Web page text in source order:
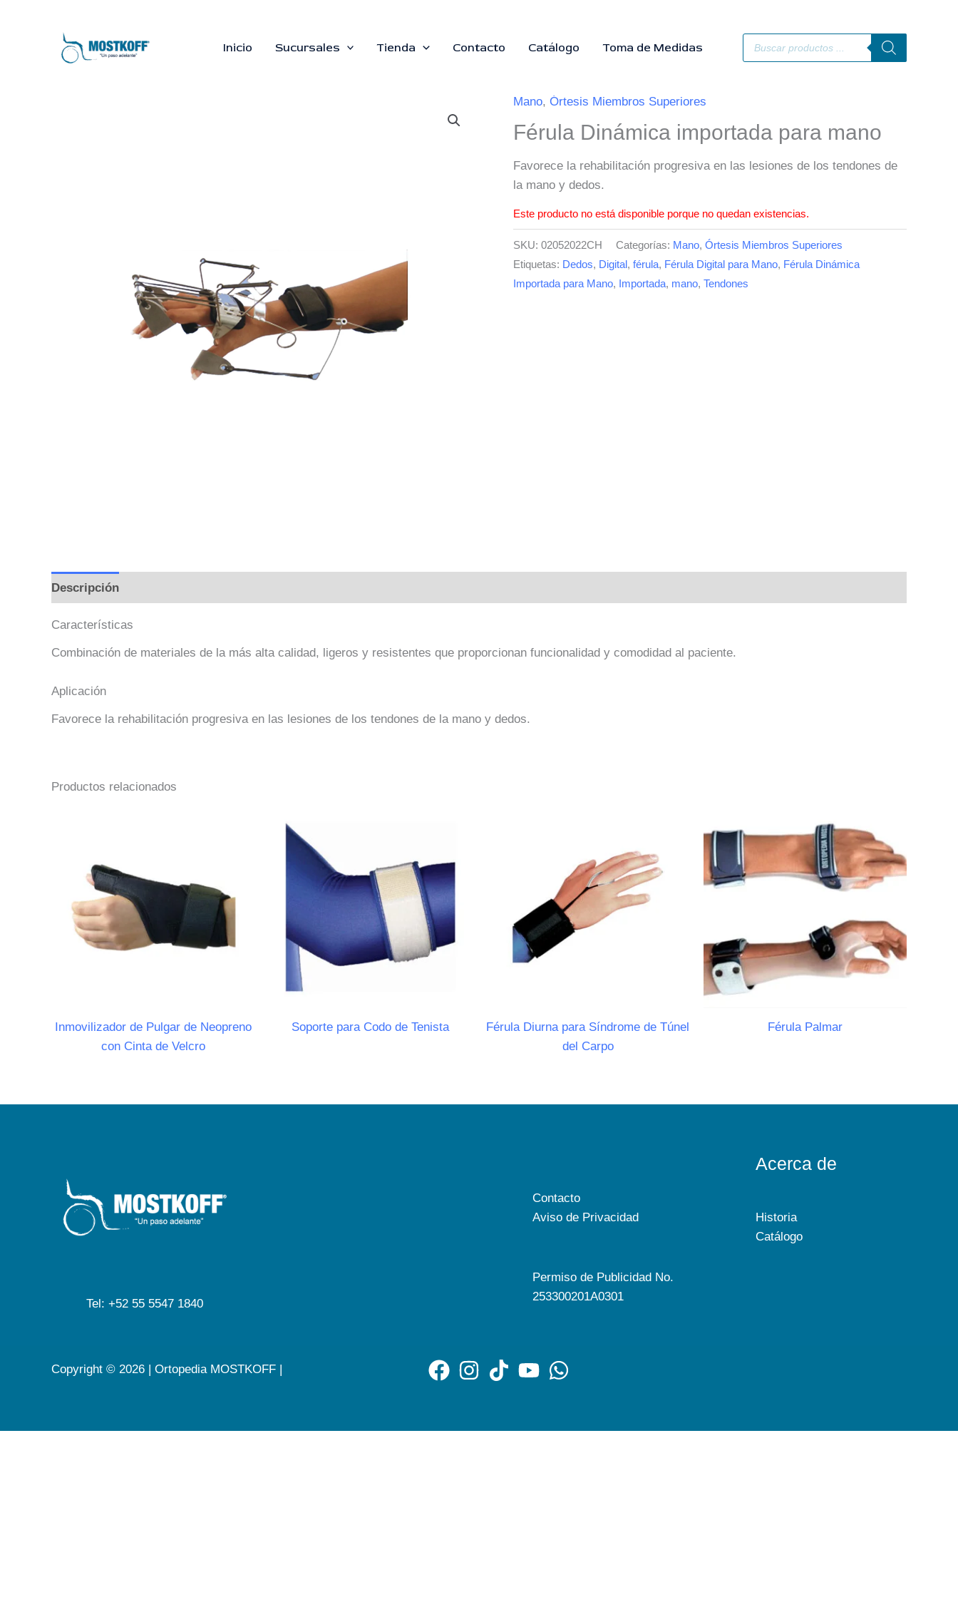
Inicio Sucursales Tienda Contacto Catálogo Toma de Medidas
Búsqueda
Mano, Órtesis Miembros Superiores
Férula Dinámica importada para mano
Favorece la rehabilitación progresiva en las lesiones de los tendones de
la mano y dedos.
Este producto no está disponible porque no quedan existencias.
SKU: 02052022CH Categorías: Mano, Órtesis Miembros Superiores
Etiquetas: Dedos, Digital, férula, Férula Digital para Mano, Férula Dinámica
Importada para Mano, Importada, mano, Tendones
Descripción
Características
Combinación de materiales de la más alta calidad, ligeros y resistentes que proporcionan funcionalidad y comodidad al paciente.
Aplicación
Favorece la rehabilitación progresiva en las lesiones de los tendones de la mano y dedos.
Productos relacionados
Inmovilizador de Pulgar de Neopreno
con Cinta de Velcro
Soporte para Codo de Tenista
Férula Diurna para Síndrome de Túnel
del Carpo
Férula Palmar
Tel: +52 55 5547 1840
Contacto
Aviso de Privacidad
Permiso de Publicidad No.
253300201A0301
Acerca de
Historia
Catálogo
Copyright © 2026 | Ortopedia MOSTKOFF |